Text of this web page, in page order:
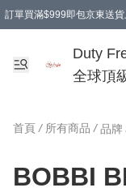
訂單買滿$999即包京東送
Duty
全球頂
首頁 / 所有商品 / 品牌
BOBBI